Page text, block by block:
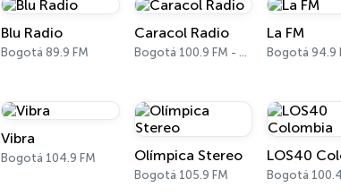
Blu Radio
Bogotá 89.9 FM
Caracol Radio
Bogotá 100.9 FM - 810 AM
La FM
Bogotá 94.9
Vibra
Bogotá 104.9 FM Olímpica Stereo
Bogotá 105.9 FM
LOS40
Bogotá